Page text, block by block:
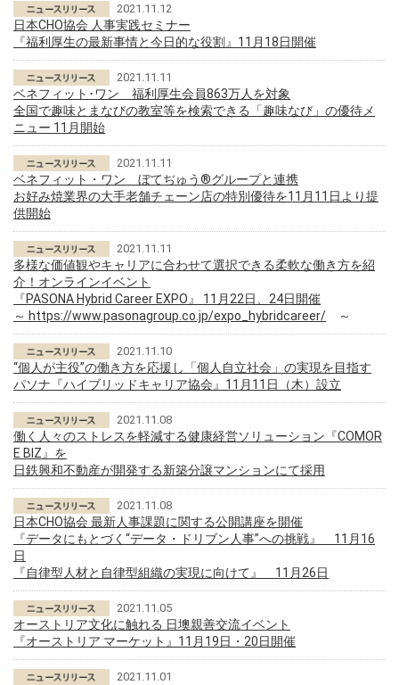
2021.11.12
日本CHO協会 人事実践セミナー
『福利厚生の最新事情と今日的な役割』11月18日開催
2021.11.11
ベネフィット･ワン 福利厚生会員863万人を対象
全国で趣味とまなびの教室等を検索できる「趣味なび」の優待メ
ニュー 11月開始
2021.11.11
ベネフィット・ワン ぼてぢゅう®グループと連携
お好み焼業界の大手老舗チェーン店の特別優待を11月11日より提
供開始
2021.11.11
多様な価値観やキャリアに合わせて選択できる柔軟な働き方を紹
介！オンラインイベント
『PASONA Hybrid Career EXPO』 11月22日、24日開催
～ https://www.pasonagroup.co.jp/expo_hybridcareer/ ～
2021.11.10
“個人が主役”の働き方を応援し「個人自立社会」の実現を目指す
パソナ『ハイブリッドキャリア協会』11月11日（木）設立
2021.11.08
働く人々のストレスを軽減する健康経営ソリューション『COMOR
E BIZ』を
日鉄興和不動産が開発する新築分譲マンションにて採用
2021.11.08
日本CHO協会 最新人事課題に関する公開講座を開催
『データにもとづく“データ・ドリブン人事”への挑戦』 11月16
日
『自律型人材と自律型組織の実現に向けて』 11月26日
2021.11.05
オーストリア文化に触れる 日墺親善交流イベント
『オーストリア マーケット』11月19日・20日開催
2021.11.01